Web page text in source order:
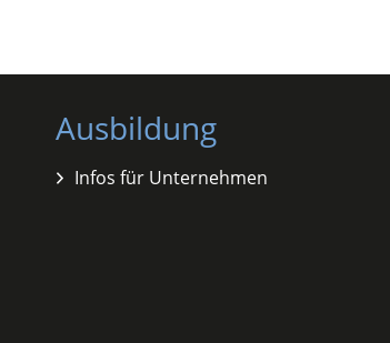
Ausbildung
Infos für Unternehmen